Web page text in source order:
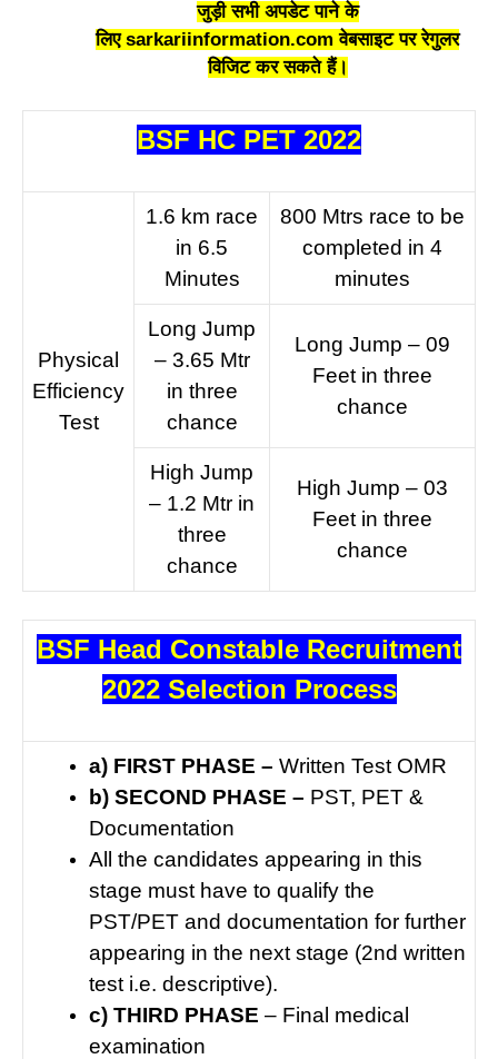
जुड़ी सभी अपडेट पाने के
लिएsarkariinformation.com वेबसाइट पर रेगुलर
विजिट कर सकते हैं।
BSF HC PET 2022
Physical
Efficiency
Test
1.6 km race
in 6.5
Minutes
800 Mtrs race to be
completed in 4
minutes
Long Jump
– 3.65 Mtr
in three
chance
Long Jump – 09
Feet in three
chance
High Jump
– 1.2 Mtr in
three
chance
High Jump – 03
Feet in three
chance
BSF Head Constable Recruitment
2022 Selection Process
a) FIRST PHASE – Written Test OMR
b) SECOND PHASE – PST, PET &
Documentation
All the candidates appearing in this
stage must have to qualify the
PST/PET and documentation for further
appearing in the next stage (2nd written
test i.e. descriptive).
c) THIRD PHASE – Final medical
examination